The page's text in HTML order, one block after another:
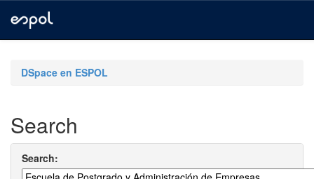
navigationDSpace en ESPOL
Search
Search: